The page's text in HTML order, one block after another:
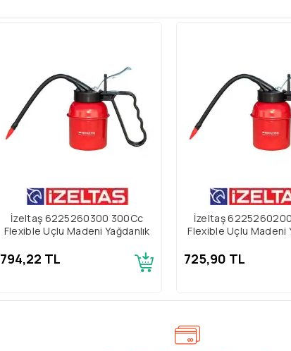
İzeltaş 6225260300 300Cc
Flexible Uçlu Madeni Yağdanlık
794,22 TL
İzeltaş
Flexible Uçlu Madeni
725,90 TL